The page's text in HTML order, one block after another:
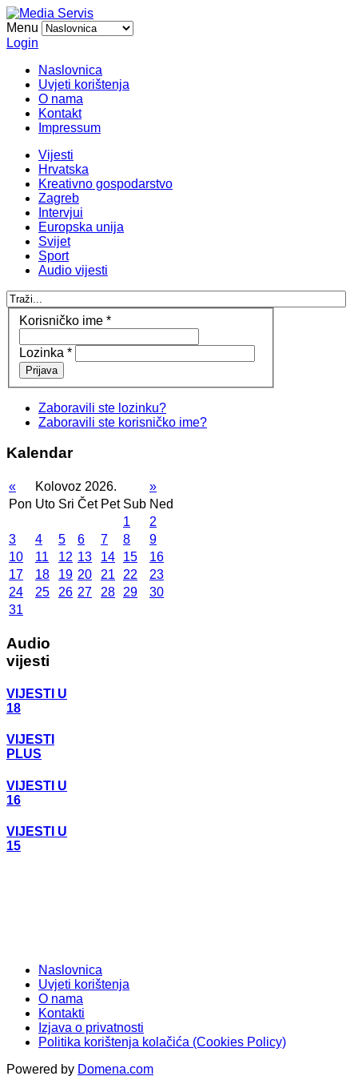
Menu
Login
Naslovnica
Uvjeti korištenja
O nama
Kontakt
Impressum
Vijesti
Hrvatska
Kreativno gospodarstvo
Zagreb
Intervjui
Europska unija
Svijet
Sport
Audio vijesti
Korisničko ime *
Lozinka *
Prijava
Zaboravili ste lozinku?
Zaboravili ste korisničko ime?
Kalendar
« Kolovoz 2026.
»
Pon Uto Sri Čet Pet Sub Ned
1
2
3
4 5 6 7 8
9
10
11 12 13 14 15
16
17
18 19 20 21 22
23
24
25 26 27 28 29
30
31
Audio
vijesti
VIJESTI U
18
VIJESTI
PLUS
VIJESTI U
16
VIJESTI U
15
Naslovnica
Uvjeti korištenja
O nama
Kontakti
Izjava o privatnosti
Politika korištenja kolačića (Cookies Policy)
Powered by Domena.com